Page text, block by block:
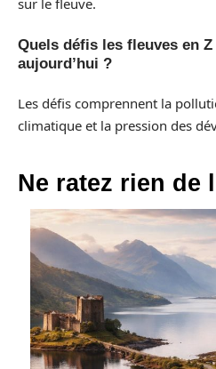
sur le fleuve.
Quels défis les fleuves en
aujourd’hui ?
Les défis comprennent la
climatique et la pression des
Ne ratez rien de